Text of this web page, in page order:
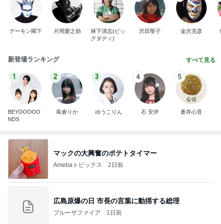
デーモン閣下 片岡愛之助
林下清志(ビッ
グダディ)
沢田聖子 金沢克彦
新登場ランキング すべて見る
1
BEYOOOOO
NDS
2
島倉りか
3
ゆうこりん
4
石 安伊
5
蒼井心音
マックの大興奮のポテトタイマー
Amebaトピックス 2日前
広島原爆の日 市長の言葉に動揺する総理
ブルーサファイア 1日前